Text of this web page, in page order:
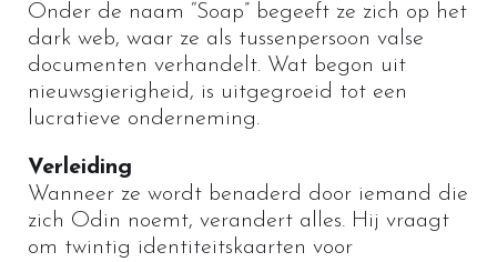
Onder de naam “Soap” begeeft ze zich op het
dark web, waar ze als tussenpersoon valse
documenten verhandelt. Wat begon uit
nieuwsgierigheid, is uitgegroeid tot een
lucratieve onderneming.
Verleiding
Wanneer ze wordt benaderd door iemand die
zich Odin noemt, verandert alles. Hij vraagt
om twintig identiteitskaarten voor